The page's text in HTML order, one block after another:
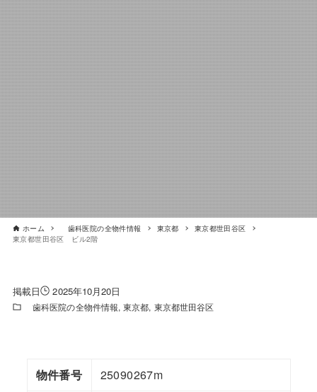
ホーム 歯科医院の全物件情報 東京都
東京都世田谷区
東京都世田谷区 ビル2階
2025年10月20日
歯科医院の全物件情報 東京都 東京都世田谷区
物件番号
25090267m